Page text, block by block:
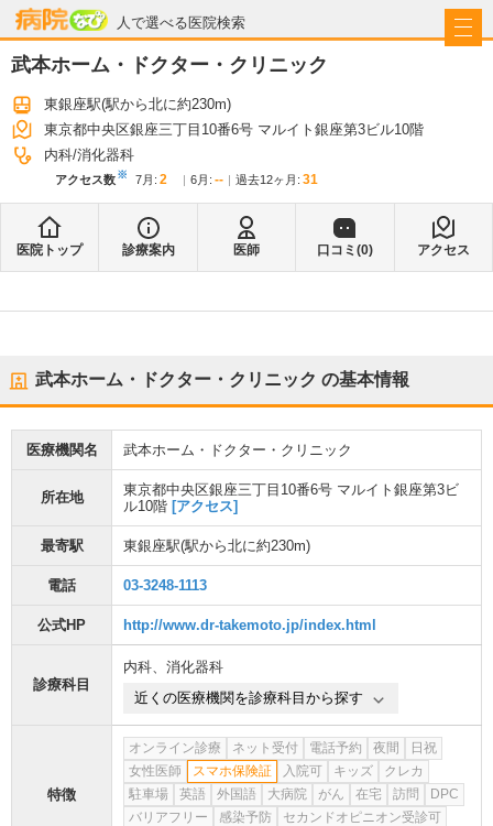
人で選べる医院検索
病院なび
武本ホーム・ドクター・クリニック
東銀座駅(駅から北に約230m)
東京都中央区銀座三丁目10番6号 マルイト銀座第3ビル10階
内科 消化器科
アクセス数※ 7月 : 2 6月 : -- 過去12ヶ月: 31
医院トップ 診療案内 医師 口コミ(0) アクセス
武本ホーム・ドクター・クリニック の基本情報
医療機関名 武本ホーム・ドクター・クリニック
所在地
東京都中央区銀座三丁目10番6号 マルイト銀座第3ビ
ル10階 [アクセス]
最寄駅 東銀座駅(駅から北に約230m)
電話 03-3248-1113
公式HP http://www.dr-takemoto.jp/index.html
診療科目
内科、 消化器科
近くの医療機関を診療科目から探す
特徴
オンライン診療 ネット受付 電話予約 夜間
日祝
女性医師
スマホ保険証 入院可 キッズ
クレカ
駐車場
英語 外国語 大病院 がん 在宅 訪問
DPC
バリアフリー
感染予防
セカンドオピニオン受診可